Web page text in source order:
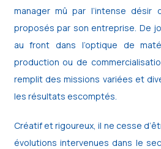
manager mû par l’intense désir
proposés par son entreprise. De
au front dans l’optique de
production ou de
remplit des missions variées et
les résultats escomptés.
Créatif et rigoureux, il ne cesse
évolutions intervenues dans le